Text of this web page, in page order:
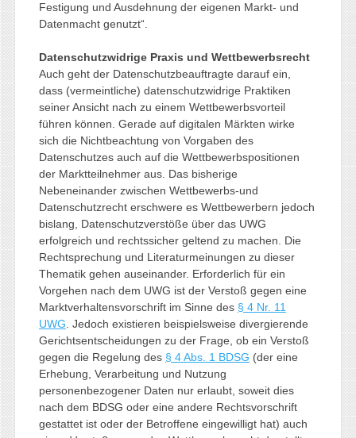
Festigung und Ausdehnung der eigenen Markt- und
Datenmacht genutzt“.
Datenschutzwidrige Praxis und Wettbewerbsrecht
Auch geht der Datenschutzbeauftragte darauf ein,
dass (vermeintliche) datenschutzwidrige Praktiken
seiner Ansicht nach zu einem Wettbewerbsvorteil
führen können. Gerade auf digitalen Märkten wirke
sich die Nichtbeachtung von Vorgaben des
Datenschutzes auch auf die Wettbewerbspositionen
der Marktteilnehmer aus. Das bisherige
Nebeneinander zwischen Wettbewerbs-und
Datenschutzrecht erschwere es Wettbewerbern jedoch
bislang, Datenschutzverstöße über das UWG
erfolgreich und rechtssicher geltend zu machen. Die
Rechtsprechung und Literaturmeinungen zu dieser
Thematik gehen auseinander. Erforderlich für ein
Vorgehen nach dem UWG ist der Verstoß gegen eine
Marktverhaltensvorschrift im Sinne des § 4 Nr. 11
UWG. Jedoch existieren beispielsweise divergierende
Gerichtsentscheidungen zu der Frage, ob ein Verstoß
gegen die Regelung des § 4 Abs. 1 BDSG (der eine
Erhebung, Verarbeitung und Nutzung
personenbezogener Daten nur erlaubt, soweit dies
nach dem BDSG oder eine andere Rechtsvorschrift
gestattet ist oder der Betroffene eingewilligt hat) auch